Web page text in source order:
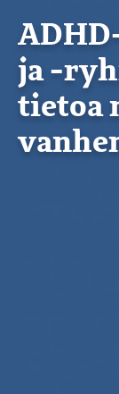
ja -
tietoa